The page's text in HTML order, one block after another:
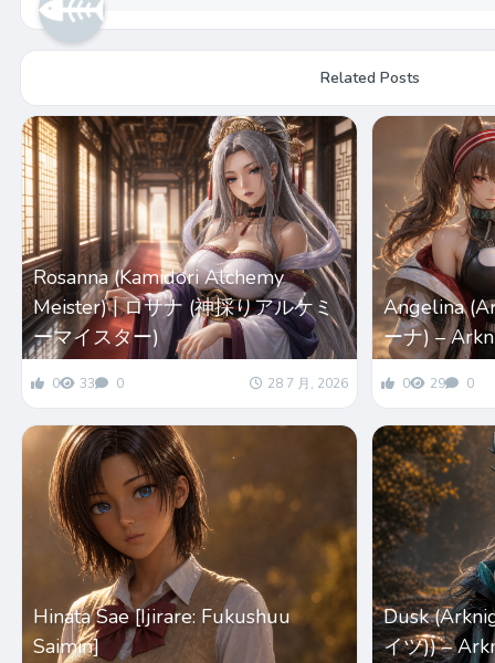
Related Posts
Rosanna (Kamidori Alchemy
Meister) | ロサナ (神採りアルケミ
ーマイスター)
0 33 0 28 7 月, 2026
Angelina
ーナ) –
0 29 0
Hinata Sae [Ijirare: Fukushuu
Saimin]
Dusk
イツ)) –